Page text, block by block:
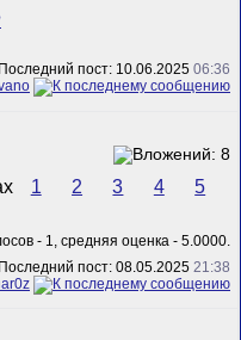
Последний пост: 10.06.2025 06:36
1 2 3 4
5
Последний пост: 08.05.2025 21:38